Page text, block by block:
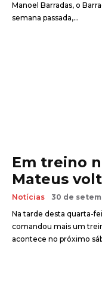
Manoel Barradas, o
semana passada,...
Em treino
Mateus
Notícias
30 de
Na tarde desta quarta-
comandou mais um
acontece no próximo